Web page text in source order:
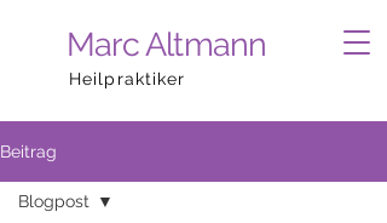
Marc Altmann
Heilpraktiker
Beitrag
Blogpost